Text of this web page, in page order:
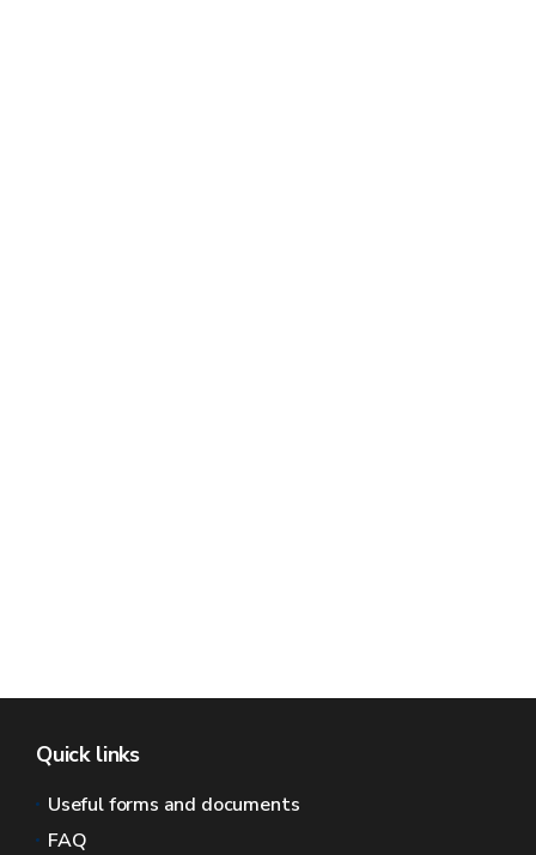
Quick links
Useful forms and documents
FAQ